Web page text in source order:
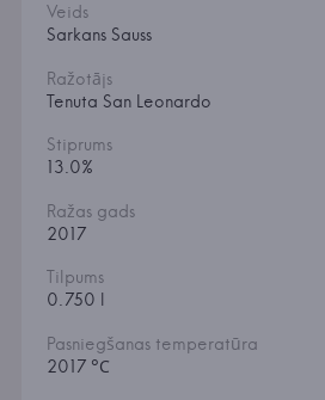
Veids
Sarkans Sauss
Ražotājs
Tenuta San Leonardo
Stiprums
13.0%
Ražas gads
2017
Tilpums
0.750 l
Pasniegšanas temperatūra
2017 °С